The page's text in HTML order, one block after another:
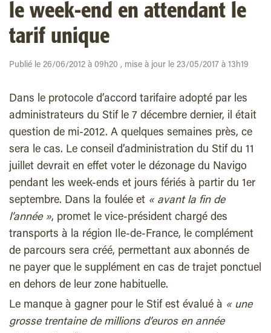
le week-end en attendant le
tarif unique
Publié le 26/06/2012 à 09h20 , mise à jour le 23/05/2017 à 13h19
Dans le protocole d’accord tarifaire adopté par les
administrateurs du Stif le 7 décembre dernier, il était
question de mi-2012. A quelques semaines près, ce
sera le cas. Le conseil d’administration du Stif du 11
juillet devrait en effet voter le dézonage du Navigo
pendant les week-ends et jours fériés à partir du 1er
septembre. Dans la foulée et « avant la fin de
l’année », promet le vice-président chargé des
transports à la région Ile-de-France, le complément
de parcours sera créé, permettant aux abonnés de
ne payer que le supplément en cas de trajet ponctuel
en dehors de leur zone habituelle.
Le manque à gagner pour le Stif est évalué à « une
grosse trentaine de millions d’euros en année